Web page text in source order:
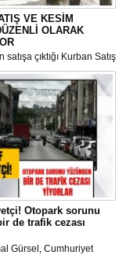
VE KESİM
OLARAK
satışa çıktığı Kurban Satış
haşere ve
geçilmesi amacıyla
Belediyesi ekipleri
olarak ilaçlanıyor.
Otopark sorunu
de trafik cezası
Gürsel, Cumhuriyet